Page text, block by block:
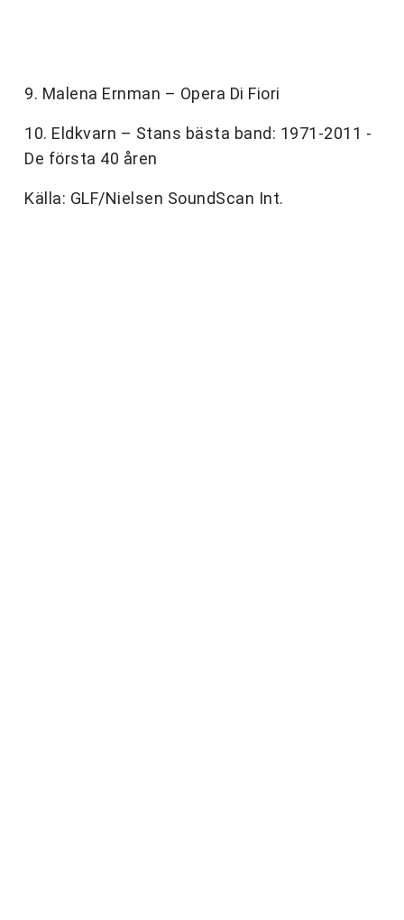
9. Malena Ernman – Opera Di Fiori
10. Eldkvarn – Stans bästa band: 1971-2011 -
De första 40 åren
Källa: GLF/Nielsen SoundScan Int.